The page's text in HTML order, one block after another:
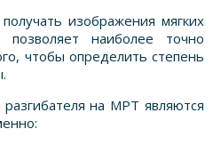
изображения мягких
наиболее точно
чтобы определить степень
на МРТ являются